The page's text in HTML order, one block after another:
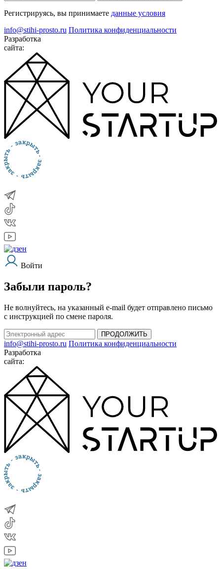
Регистрируясь, вы принимаете данные условия
info@stihi-prosto.ru Политика конфиденциальности
Разработка
сайта:
Войти
Забыли пароль?
Не волнуйтесь, на указанный e-mail будет отправлено письмо
с инструкцией по смене пароля.
ПРОДОЛЖИТЬ
info@stihi-prosto.ru Политика конфиденциальности
Разработка
сайта: